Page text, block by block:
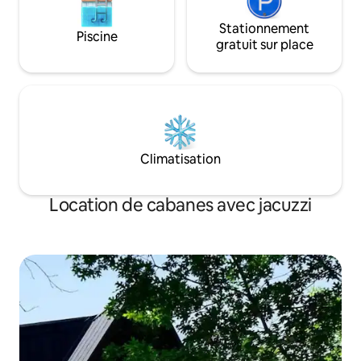
notamment un terrain de golf, une piste
de ski synthétique, des terrains de jeux,
des sentiers de randonnée, de
bar (la disponibilité et les frais
découvrez la magie de Bosques de
Monterreal dans un espace conçu pour
la détente, les moments de qualité et les
souvenirs inoubliables.
Piscine
Stationnement
gratuit sur place
Climatisation
Location de cabanes avec jacuzzi